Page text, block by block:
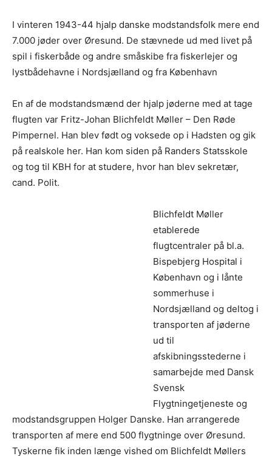
I vinteren 1943-44 hjalp danske modstandsfolk mere end
7.000 jøder over Øresund. De stævnede ud med livet på
spil i fiskerbåde og andre småskibe fra fiskerlejer og
lystbådehavne i Nordsjælland og fra København
En af de modstandsmænd der hjalp jøderne med at tage
flugten var Fritz-Johan Blichfeldt Møller – Den Røde
Pimpernel. Han blev født og voksede op i Hadsten og gik
på realskole her. Han kom siden på Randers Statsskole
og tog til KBH for at studere, hvor han blev sekretær,
cand. Polit.
Blichfeldt Møller
etablerede
flugtcentraler på bl.a.
Bispebjerg Hospital i
København og i lånte
sommerhuse i
Nordsjælland og deltog i
transporten af jøderne
ud til
afskibningsstederne i
samarbejde med Dansk
Svensk
Flygtningetjeneste og
modstandsgruppen Holger Danske. Han arrangerede
transporten af mere end 500 flygtninge over Øresund.
Tyskerne fik inden længe vished om Blichfeldt Møllers